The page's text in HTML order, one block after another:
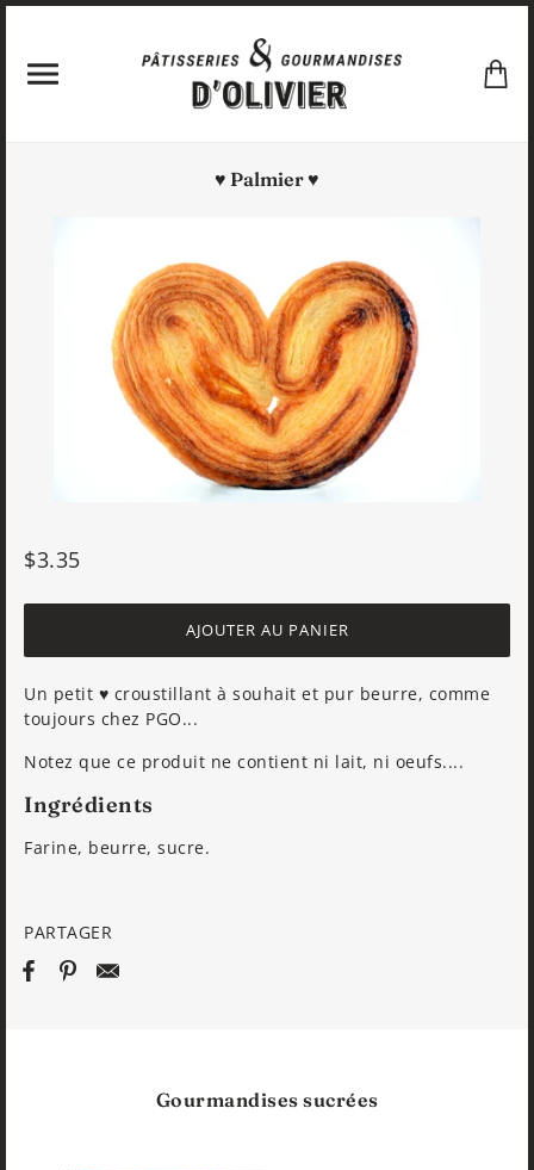
♥ Palmier ♥
$3.35
AJOUTER AU PANIER
Un petit ♥ croustillant à souhait et pur beurre, comme
toujours chez PGO...
Notez que ce produit ne contient ni lait, ni oeufs....
Ingrédients
Farine, beurre, sucre.
PARTAGER
Gourmandises sucrées